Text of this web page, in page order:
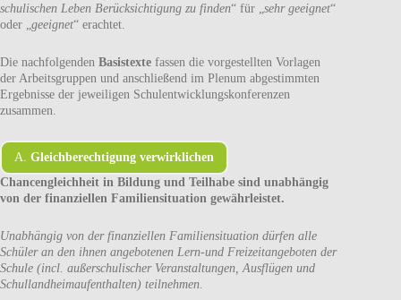
schulischen Leben Berücksichtigung zu finden“ für „ sehr geeignet“
oder „ geeignet“ erachtet.
Die nachfolgenden Basistexte fassen die vorgestellten Vorlagen
der Arbeitsgruppen und anschließend im Plenum abgestimmten
Ergebnisse der jeweiligen Schulentwicklungskonferenzen
zusammen.
A. Gleichberechtigung verwirklichen
Chancengleichheit in Bildung und Teilhabe sind unabhängig
von der finanziellen Familiensituation gewährleistet.
Unabhängig von der finanziellen Familiensituation dürfen alle
Schüler an den ihnen angebotenen Lern-und Freizeitangeboten der
Schule (incl. außerschulischer Veranstaltungen, Ausflügen und
Schullandheimaufenthalten) teilnehmen.